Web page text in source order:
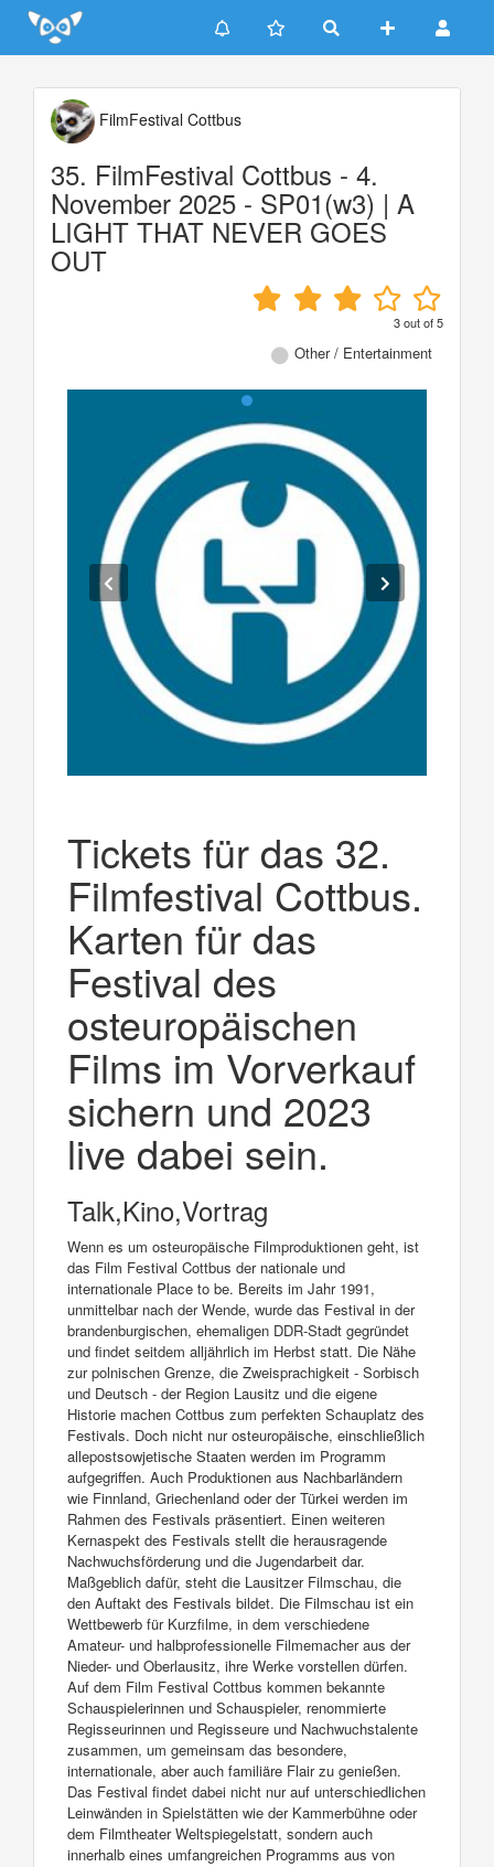
Update cookies preferences
FilmFestival Cottbus
35. FilmFestival Cottbus - 4.
November 2025 - SP01(w3) | A
LIGHT THAT NEVER GOES
OUT
3out of5
Other / Entertainment
Tickets für das 32.
Filmfestival Cottbus.
Karten für das
Festival des
osteuropäischen
Films im Vorverkauf
sichern und 2023
live dabei sein.
Talk,Kino,Vortrag
Wenn es um osteuropäische Filmproduktionen geht, ist
das Film Festival Cottbus der nationale und
internationale Place to be. Bereits im Jahr 1991,
unmittelbar nach der Wende, wurde das Festival in der
brandenburgischen, ehemaligen DDR-Stadt gegründet
und findet seitdem alljährlich im Herbst statt. Die Nähe
zur polnischen Grenze, die Zweisprachigkeit - Sorbisch
und Deutsch - der Region Lausitz und die eigene
Historie machen Cottbus zum perfekten Schauplatz des
Festivals. Doch nicht nur osteuropäische, einschließlich
allepostsowjetische Staaten werden im Programm
aufgegriffen. Auch Produktionen aus Nachbarländern
wie Finnland, Griechenland oder der Türkei werden im
Rahmen des Festivals präsentiert. Einen weiteren
Kernaspekt des Festivals stellt die herausragende
Nachwuchsförderung und die Jugendarbeit dar.
Maßgeblich dafür, steht die Lausitzer Filmschau, die
den Auftakt des Festivals bildet. Die Filmschau ist ein
Wettbewerb für Kurzfilme, in dem verschiedene
Amateur- und halbprofessionelle Filmemacher aus der
Nieder- und Oberlausitz, ihre Werke vorstellen dürfen.
Auf dem Film Festival Cottbus kommen bekannte
Schauspielerinnen und Schauspieler, renommierte
Regisseurinnen und Regisseure und Nachwuchstalente
zusammen, um gemeinsam das besondere,
internationale, aber auch familiäre Flair zu genießen.
Das Festival findet dabei nicht nur auf unterschiedlichen
Leinwänden in Spielstätten wie der Kammerbühne oder
dem Filmtheater Weltspiegelstatt, sondern auch
innerhalb eines umfangreichen Programms aus von